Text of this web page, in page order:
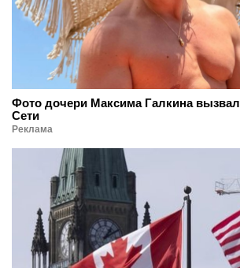
Фото дочери Максима Галкина
Сети
Реклама